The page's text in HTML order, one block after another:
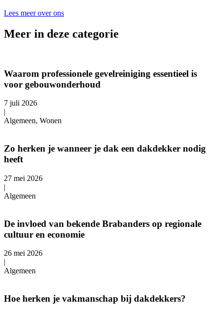
Lees meer over ons
Meer in deze categorie
Waarom professionele gevelreiniging essentieel is
voor gebouwonderhoud
7 juli 2026
|
Algemeen, Wonen
Zo herken je wanneer je dak een dakdekker nodig
heeft
27 mei 2026
|
Algemeen
De invloed van bekende Brabanders op regionale
cultuur en economie
26 mei 2026
|
Algemeen
Hoe herken je vakmanschap bij dakdekkers?